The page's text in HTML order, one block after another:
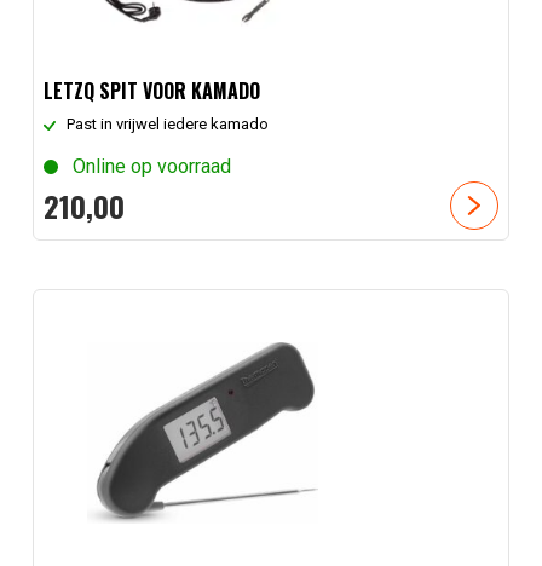
LETZQ SPIT VOOR KAMADO
Past in vrijwel iedere kamado
Online op voorraad
210,00